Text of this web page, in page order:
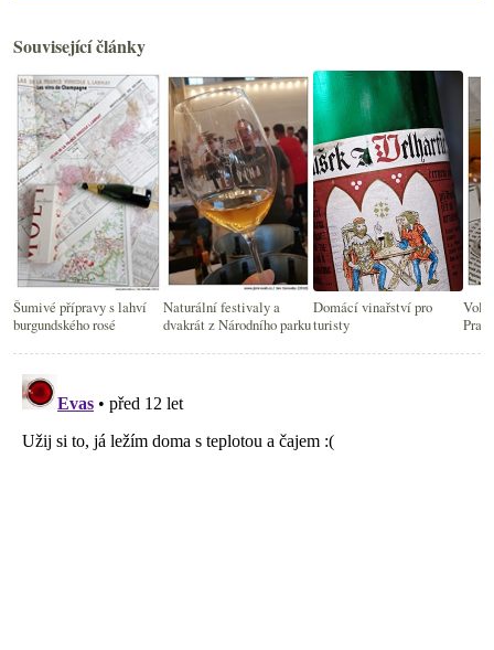
Související články
Šumivé přípravy s lahví
burgundského rosé
Naturální festivaly a
dvakrát z Národního parku
Domácí vinařství pro
turisty